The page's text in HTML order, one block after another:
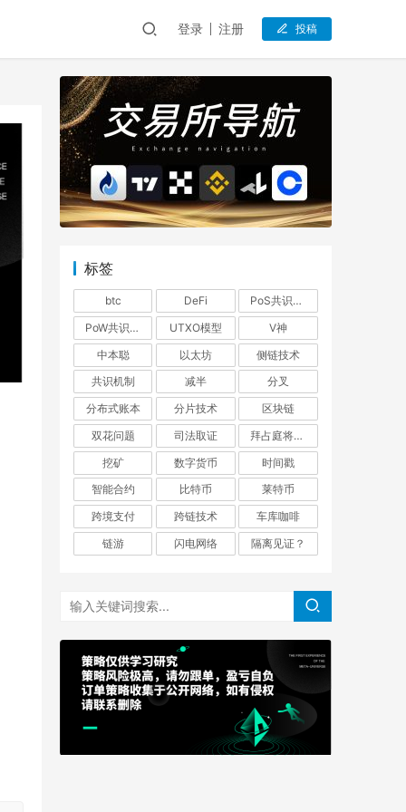
登录 注册 投稿
标签
btc DeFi
PoS共识机制
PoW共识机制
UTXO模型
V神
中本聪
以太坊
侧链技术
共识机制
减半
分叉
分布式账本
分片技术
区块链
双花问题
司法取证
拜占庭将军问题
挖矿
数字货币
时间戳
智能合约
比特币
莱特币
跨境支付
跨链技术
车库咖啡
链游
闪电网络 隔离见证？